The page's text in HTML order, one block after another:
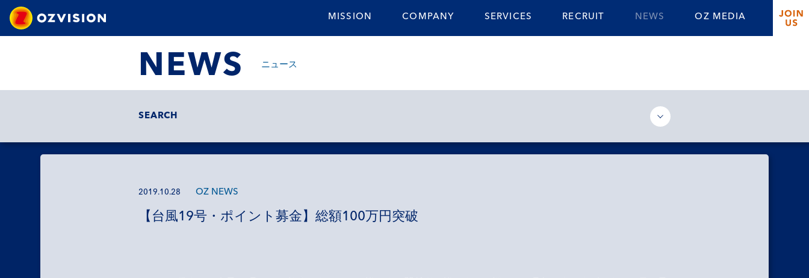
MISSION COMPANY SERVICES RECRUIT NEWS OZ MEDIA
NEWS ニュース
SEARCH
2019.10.28 OZ NEWS
【台風19号・ポイント募金】総額100万円突破